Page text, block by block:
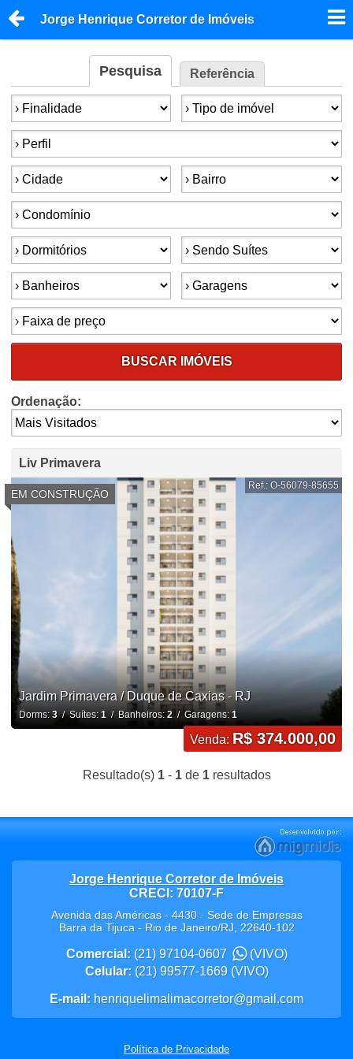
Jorge Henrique Corretor de Imóveis
Pesquisa Referência
Finalidade: Tipo de imóvel:
Perfil:
Cidade: Bairro:
Condomínios:
Dormitórios: Suítes:
Banheiros: Garagens:
Faixa de preço:
BUSCAR IMÓVEIS
Ordenação:
Liv Primavera
EM CONSTRUÇÃO
Ref.: O-56079-85655
Jardim Primavera / Duque de Caxias - RJ
Dorms: 3/ Suítes: 1/ Banheiros: 2/ Garagens: 1
Venda: R$ 374.000,00
Resultado(s) 1- 1de 1resultados
Jorge Henrique Corretor de Imóveis
CRECI: 70107-F
Avenida das Américas - 4430 - Sede de Empresas
Barra da Tijuca- Rio de Janeiro/RJ, 22640-102
Comercial: (21) 97104-0607
(VIVO)
Celular: (21) 99577-1669(VIVO)
E-mail: henriquelimalimacorretor@gmail.com
Política de Privacidade